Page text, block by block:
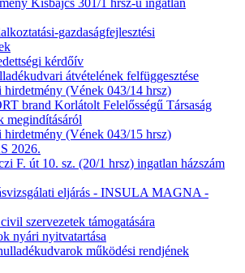
gazdaságfejlesztési
kérdőív
átvételének felfüggesztése
hirdetmény (Vének 043/14 hrsz)
brand Korlátolt Felelősségű Társaság
megindításáról
hirdetmény (Vének 043/15 hrsz)
2026.
F. út 10. sz. (20/1 hrsz) ingatlan házszám
eljárás - INSULA MAGNA -
szervezetek támogatására
nyári nyitvatartása
működési rendjének